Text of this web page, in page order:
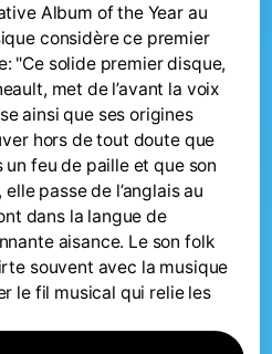
Album of the Year au
considère ce premier
"Ce solide premier disque,
met de l’avant la voix
ainsi que ses origines
hors de tout doute que
un feu de paille et que son
passe de l’anglais au
dans la langue de
aisance. Le son folk
souvent avec la musique
le fil musical qui relie les